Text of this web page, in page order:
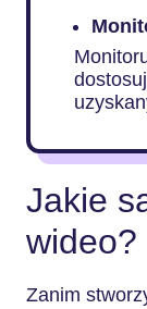
Jakie
wideo?
Zanim